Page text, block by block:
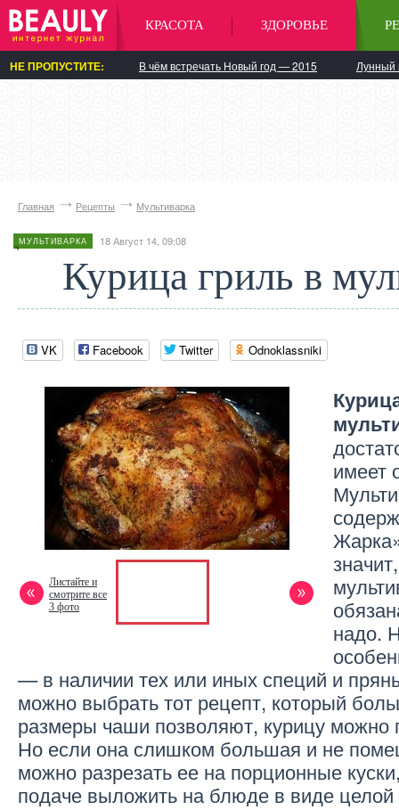
КРАСОТА ЗДОРОВЬЕ
НЕ ПРОПУСТИТЕ: В чём встречать Новый год — 2015 Лунный
Главная Рецепты Мультиварка
МУЛЬТИВАРКА 18 Август 14, 09:08
Курица гриль в
VK Facebook Twitter Odnoklassniki
Листайте и
смотрите все
3 фото
имеет
надо.
— в наличии тех или иных специй и
можно выбрать тот рецепт, который
размеры чаши позволяют, курицу можно
Но если она слишком большая и не
можно разрезать ее на порционные
подаче выложить на блюде в виде